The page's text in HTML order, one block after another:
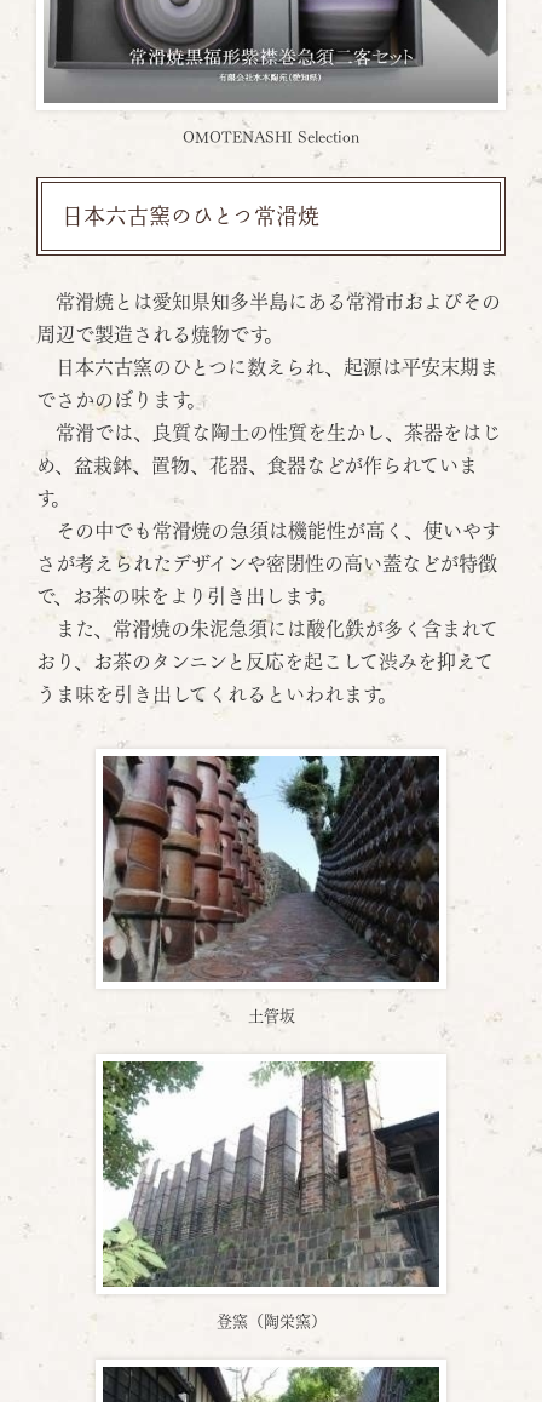
OMOTENASHI Selection
日本六古窯のひとつ常滑焼
常滑焼とは愛知県知多半島にある常滑市およびその
周辺で製造される焼物です。
日本六古窯のひとつに数えられ、起源は平安末期ま
でさかのぼります。
常滑では、良質な陶土の性質を生かし、茶器をはじ
め、盆栽鉢、置物、花器、食器などが作られていま
す。
その中でも常滑焼の急須は機能性が高く、使いやす
さが考えられたデザインや密閉性の高い蓋などが特徴
で、お茶の味をより引き出します。
また、常滑焼の朱泥急須には酸化鉄が多く含まれて
おり、お茶のタンニンと反応を起こして渋みを抑えて
うま味を引き出してくれるといわれます。
土管坂
登窯（陶栄窯）